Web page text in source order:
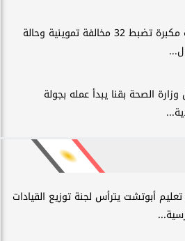
حملة مكبرة تضبط 32 مخالفة تموينية وحالة
الصحة بقنا يبدأ عمله بجولة
أبوتشت يترأس لجنة توزيع القيادات